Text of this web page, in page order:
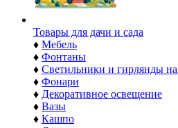
Товары для дачи и сада
♦ Мебель
♦ Фонтаны
♦ Светильники и гирлянды
♦ Фонари
♦ Декоративное освещение
♦ Вазы
♦ Кашпо